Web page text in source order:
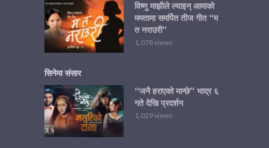
विष्णु माझीले ल्याइन् आमाको
ममतामा समर्पित तीज गीत “म
त नराउरी”
1,078 views
सिनेमा संसार
“जनै हराएको मान्छे” भाद्र ६
गते देखि प्रदर्शन
1,029 views